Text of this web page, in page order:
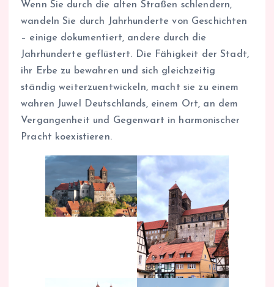
Wenn Sie durch die alten Straßen schlendern,
wandeln Sie durch Jahrhunderte von Geschichten
– einige dokumentiert, andere durch die
Jahrhunderte geflüstert. Die Fähigkeit der Stadt,
ihr Erbe zu bewahren und sich gleichzeitig
ständig weiterzuentwickeln, macht sie zu einem
wahren Juwel Deutschlands, einem Ort, an dem
Vergangenheit und Gegenwart in harmonischer
Pracht koexistieren.